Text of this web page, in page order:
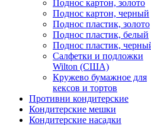
Поднос картон, золото
Поднос картон, черный
Поднос пластик, золото
Поднос пластик, белый
Поднос пластик,
Салфетки и подложки
Wilton (США)
Кружево бумажное для
кексов и тортов
Противни кондитерские
Кондитерские мешки
Кондитерские насадки